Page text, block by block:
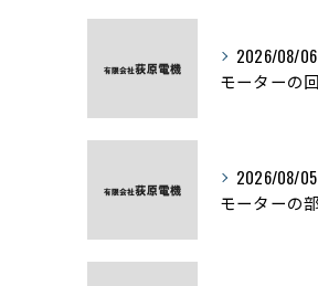
2026/08/06
2026/08/05